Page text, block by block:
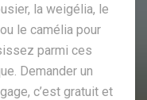
la weigélia, le
le camélia pour
parmi ces
Demander un
c’est gratuit et